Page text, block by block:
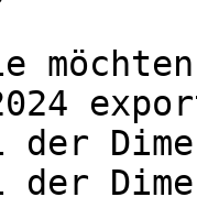
der
der